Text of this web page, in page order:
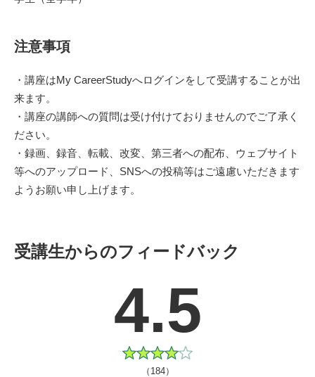
注意事項
・講座はMy CareerStudyへログインをして受講することが出
来ます。
・講座の講師への質問は受け付けておりませんのでご了承く
ださい。
・録画、録音、転載、改変、第三者への配布、ウェブサイト
等へのアップロード、SNSへの投稿等はご遠慮いただきます
ようお願い申し上げます。
受講生からのフィードバック
4.5
（184）